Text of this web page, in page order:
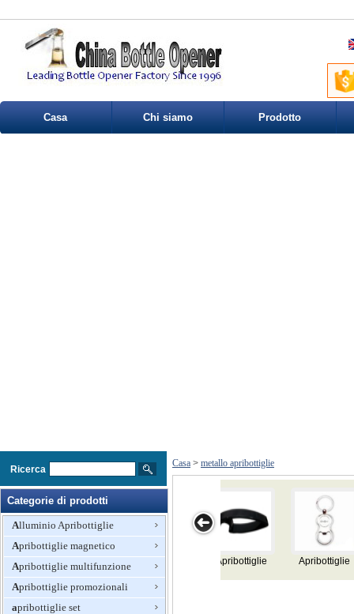
Casa Chi siamo Prodotto
Ricerca
Categorie di prodotti
Alluminio Apribottiglie
Apribottiglie magnetico
Apribottiglie multifunzione
Apribottiglie promozionali
apribottiglie set
Casa > metallo apribottiglie
Apribottiglie Apribottiglie
Apribottiglie in